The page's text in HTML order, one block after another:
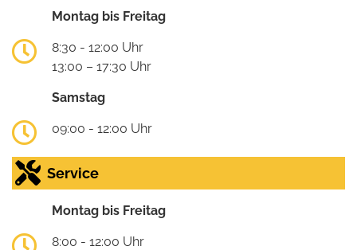
Montag bis Freitag
8:30 - 12:00 Uhr
13:00 – 17:30 Uhr
Samstag
09:00 - 12:00 Uhr
Service
Montag bis Freitag
8:00 - 12:00 Uhr